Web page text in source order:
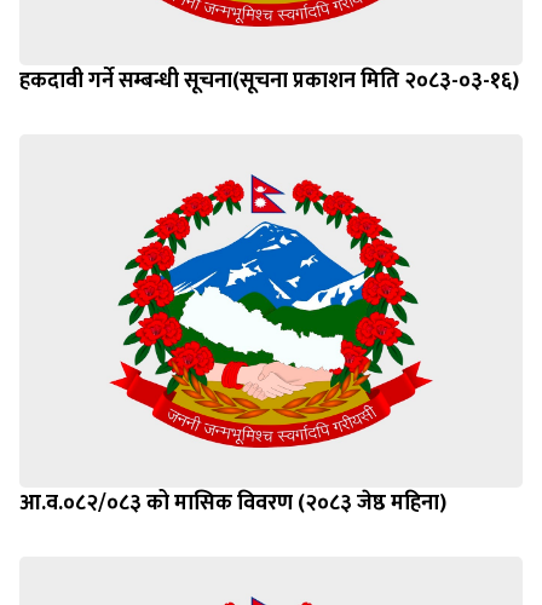
हकदावी गर्ने सम्बन्धी सूचना(सूचना प्रकाशन मिति २०८३-०३-१६)
आ.व.०८२/०८३ को मासिक विवरण (२०८३ जेष्ठ महिना)